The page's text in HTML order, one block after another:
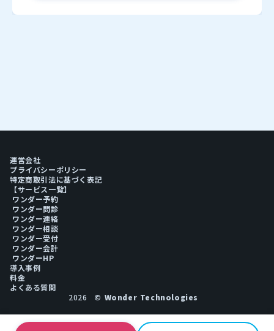
運営会社
プライバシーポリシー
特定商取引法に基づく表記
【サービス一覧】
ワンダー予約
ワンダー問診
ワンダー連絡
ワンダー相談
ワンダー受付
ワンダー会計
ワンダーHP
導入事例
料金
よくある質問
2026
© Wonder Technologies